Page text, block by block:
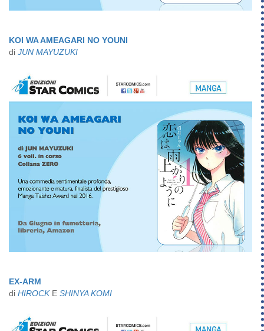
KOI WA AMEAGARI NO YOUNI
di JUN MAYUZUKI
EX-ARM
di HIROCKE SHINYA KOMI